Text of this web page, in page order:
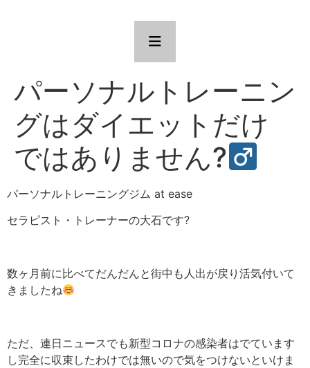
パーソナルトレーニン
グはダイエットだけ
ではありません?‍
パーソナルトレーニングジム at ease
セラピスト・トレーナーの大石です?
数ヶ月前に比べてだんだんと街中も人出が戻り活気付いて
きましたね
ただ、連日ニュースでも新型コロナの感染者はでています
し完全に収束したわけでは無いので気をつけないといけま